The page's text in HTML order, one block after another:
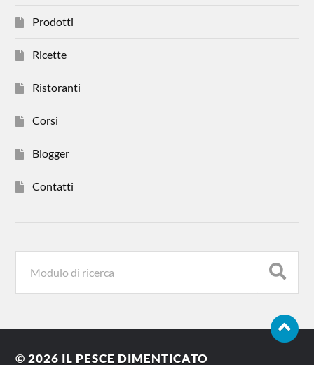
Prodotti
Ricette
Ristoranti
Corsi
Blogger
Contatti
© 2026 IL PESCE DIMENTICATO